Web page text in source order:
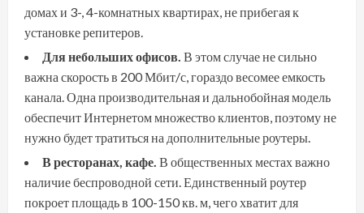
домах и 3-, 4-комнатных квартирах, не прибегая к
установке репитеров.
Для небольших офисов. В этом случае не сильно
важна скорость в 200 Мбит/с, гораздо весомее емкость
канала. Одна производительная и дальнобойная модель
обеспечит Интернетом множество клиентов, поэтому не
нужно будет тратиться на дополнительные роутеры.
В ресторанах, кафе. В общественных местах важно
наличие беспроводной сети. Единственный роутер
покроет площадь в 100-150 кв. м, чего хватит для